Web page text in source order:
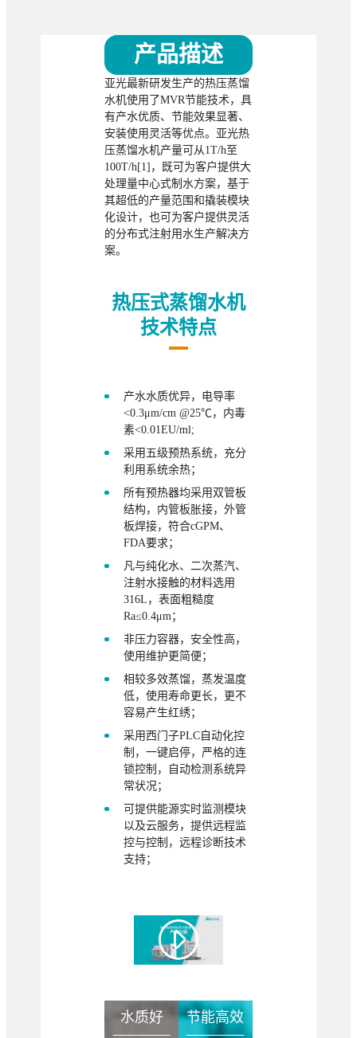
产品描述
亚光最新研发生产的热压蒸馏
水机使用了MVR节能技术，具
有产水优质、节能效果显著、
安装使用灵活等优点。亚光热
压蒸馏水机产量可从1T/h至
100T/h[1]，既可为客户提供大
处理量中心式制水方案，基于
其超低的产量范围和撬装模块
化设计，也可为客户提供灵活
的分布式注射用水生产解决方
案。
热压式蒸馏水机
技术特点
产水水质优异，电导率
<0.3μm/cm @25℃，内毒
素<0.01EU/ml;
采用五级预热系统，充分
利用系统余热；
所有预热器均采用双管板
结构，内管板胀接，外管
板焊接，符合cGPM、
FDA要求；
凡与纯化水、二次蒸汽、
注射水接触的材料选用
316L，表面粗糙度
Ra≤0.4μm；
非压力容器，安全性高，
使用维护更简便；
相较多效蒸馏，蒸发温度
低，使用寿命更长，更不
容易产生红绣；
采用西门子PLC自动化控
制，一键启停，严格的连
锁控制，自动检测系统异
常状况；
可提供能源实时监测模块
以及云服务，提供远程监
控与控制，远程诊断技术
支持；

水质好 节能高效